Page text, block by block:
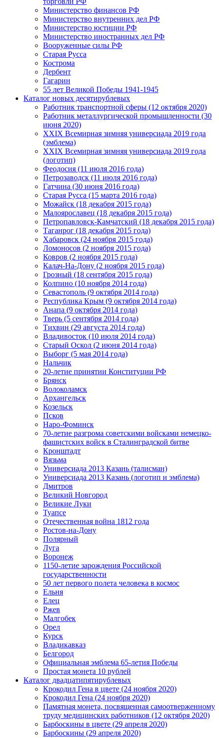
Министерство финансов РФ
Министерство внутренних дел РФ
Министерство юстиции РФ
Министерство иностранных дел РФ
Вооруженные силы РФ
Старая Русса
Кострома
Дербент
Гагарин
55 лет Великой Победы 1941-1945
Каталог новых десятирублевых
Работник транспортной сферы (12 октября 2020)
Работник металлургической промышленности (30
июня 2020)
ХХIХ Всемирная зимняя универсиада 2019 года
(эмблема)
ХХIХ Всемирная зимняя универсиада 2019 года
(логотип)
Феодосия (11 июля 2016 года)
Петрозаводск (11 июля 2016 года)
Гатчина (30 июня 2016 года)
Старая Русса (15 марта 2016 года)
Можайск (18 декабря 2015 года)
Малоярославец (18 декабря 2015 года)
Петропавловск-Камчатский (18 декабря 2015 года)
Таганрог (18 декабря 2015 года)
Хабаровск (24 ноября 2015 года)
Ломоносов (2 ноября 2015 года)
Ковров (2 ноября 2015 года)
Калач-На-Дону (2 ноября 2015 года)
Грозный (18 сентября 2015 года)
Колпино (10 ноября 2014 года)
Севастополь (9 октября 2014 года)
Республика Крым (9 октября 2014 года)
Анапа (9 октября 2014 года)
Тверь (5 сентября 2014 года)
Тихвин (29 августа 2014 года)
Владивосток (10 июля 2014 года)
Старый Оскол (2 июня 2014 года)
Выборг (5 мая 2014 года)
Нальчик
20-летие принятии Конституции РФ
Брянск
Волоколамск
Архангельск
Козельск
Псков
Наро-Фоминск
70-летие разгрома советскими войсками немецко-
фашистских войск в Сталинградской битве
Кронштадт
Вязьма
Универсиада 2013 Казань (талисман)
Универсиада 2013 Казань (логотип и эмблема)
Дмитров
Великий Новгород
Великие Луки
Туапсе
Отечественная война 1812 года
Ростов-на-Дону
Полярный
Луга
Воронеж
1150-летие зарождения Российской
государственности
50 лет первого полета человека в космос
Ельня
Елец
Ржев
Малгобек
Орел
Курск
Владикавказ
Белгород
Официальная эмблема 65-летия Победы
Простая монета 10 рублей
Каталог двадцатипятирублевых
Крокодил Гена в цвете (24 ноября 2020)
Крокодил Гена (24 ноября 2020)
Памятная монета, посвященная самоотверженному
труду медицинских работников (12 октября 2020)
Барбоскины в цвете (29 апреля 2020)
Барбоскины (29 апреля 2020)